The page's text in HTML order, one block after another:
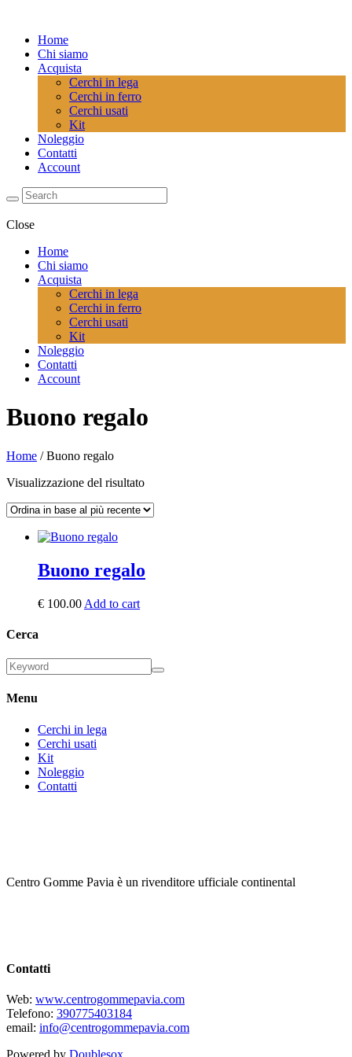
Home
Chi siamo
Acquista
Cerchi in lega
Cerchi in ferro
Cerchi usati
Kit
Noleggio
Contatti
Account
Close
Home
Chi siamo
Acquista
Cerchi in lega
Cerchi in ferro
Cerchi usati
Kit
Noleggio
Contatti
Account
Buono regalo
Home / Buono regalo
Visualizzazione del risultato
Buono regalo
€ 100.00 Add to cart
Cerca
Menu
Cerchi in lega
Cerchi usati
Kit
Noleggio
Contatti
Centro Gomme Pavia è un rivenditore ufficiale continental
Contatti
Web: www.centrogommepavia.com
Telefono: 390775403184
email: info@centrogommepavia.com